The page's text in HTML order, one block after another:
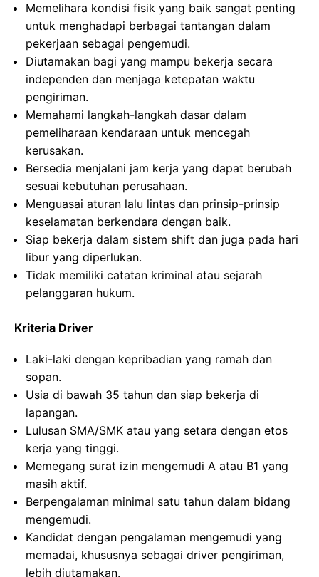
Memelihara kondisi fisik yang baik sangat penting
untuk menghadapi berbagai tantangan dalam
pekerjaan sebagai pengemudi.
Diutamakan bagi yang mampu bekerja secara
independen dan menjaga ketepatan waktu
pengiriman.
Memahami langkah-langkah dasar dalam
pemeliharaan kendaraan untuk mencegah
kerusakan.
Bersedia menjalani jam kerja yang dapat berubah
sesuai kebutuhan perusahaan.
Menguasai aturan lalu lintas dan prinsip-prinsip
keselamatan berkendara dengan baik.
Siap bekerja dalam sistem shift dan juga pada hari
libur yang diperlukan.
Tidak memiliki catatan kriminal atau sejarah
pelanggaran hukum.
Kriteria Driver
Laki-laki dengan kepribadian yang ramah dan
sopan.
Usia di bawah 35 tahun dan siap bekerja di
lapangan.
Lulusan SMA/SMK atau yang setara dengan etos
kerja yang tinggi.
Memegang surat izin mengemudi A atau B1 yang
masih aktif.
Berpengalaman minimal satu tahun dalam bidang
mengemudi.
Kandidat dengan pengalaman mengemudi yang
memadai, khususnya sebagai driver pengiriman,
lebih diutamakan.